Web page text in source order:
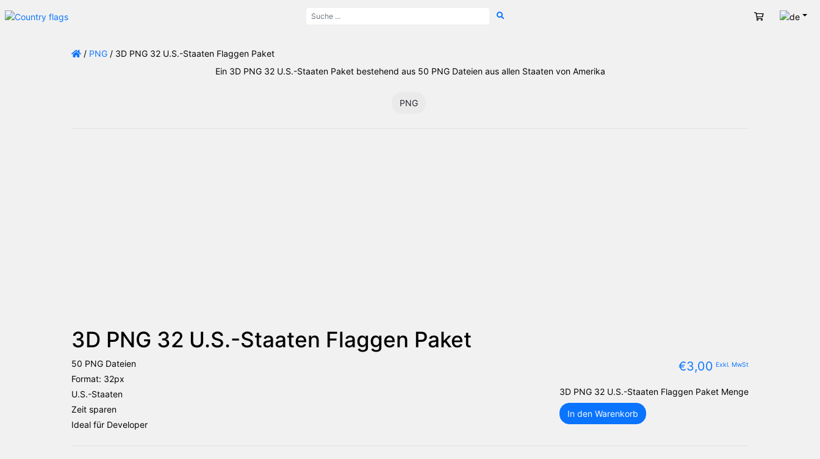
Warenkorb
/ PNG / 3D PNG 32 U.S.-Staaten Flaggen Paket
Ein 3D PNG 32 U.S.-Staaten Paket bestehend aus 50 PNG Dateien aus allen Staaten von Amerika
PNG
3D PNG 32 U.S.-Staaten Flaggen Paket
€3,00 Exkl. MwSt
3D PNG 32 U.S.-Staaten Flaggen Paket Menge
In den Warenkorb
50 PNG Dateien
Format: 32px
U.S.-Staaten
Zeit sparen
Ideal für Developer